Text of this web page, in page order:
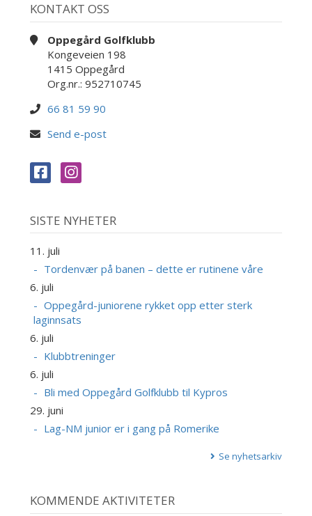
KONTAKT OSS
Oppegård Golfklubb
Kongeveien 198
1415 Oppegård
Org.nr.: 952710745
66 81 59 90
Send e-post
SISTE NYHETER
11. juli
Tordenvær på banen – dette er rutinene våre
6. juli
Oppegård-juniorene rykket opp etter sterk
laginnsats
6. juli
Klubbtreninger
6. juli
Bli med Oppegård Golfklubb til Kypros
29. juni
Lag-NM junior er i gang på Romerike
Se nyhetsarkiv
KOMMENDE AKTIVITETER